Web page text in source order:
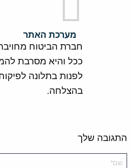
מערכת האתר
חברת הביטוח
ככל והיא מסרבת
לפנות בתלונה
בהצלחה.
התגובה שלך